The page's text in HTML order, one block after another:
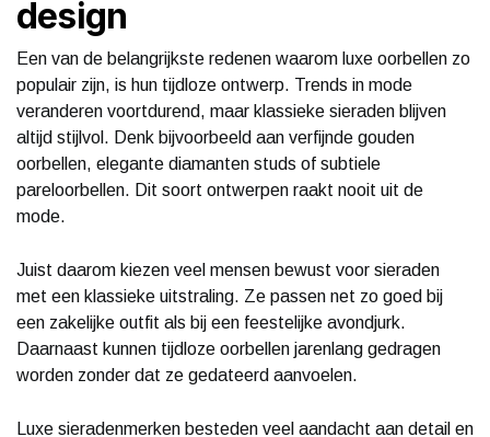
design
Een van de belangrijkste redenen waarom luxe oorbellen zo
populair zijn, is hun tijdloze ontwerp. Trends in mode
veranderen voortdurend, maar klassieke sieraden blijven
altijd stijlvol. Denk bijvoorbeeld aan verfijnde gouden
oorbellen, elegante diamanten studs of subtiele
pareloorbellen. Dit soort ontwerpen raakt nooit uit de
mode.
Juist daarom kiezen veel mensen bewust voor sieraden
met een klassieke uitstraling. Ze passen net zo goed bij
een zakelijke outfit als bij een feestelijke avondjurk.
Daarnaast kunnen tijdloze oorbellen jarenlang gedragen
worden zonder dat ze gedateerd aanvoelen.
Luxe sieradenmerken besteden veel aandacht aan detail en